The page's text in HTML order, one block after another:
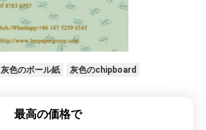
灰色のボール紙 灰色のchipboard
最高の価格で